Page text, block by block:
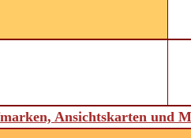
Ansichtskarten und